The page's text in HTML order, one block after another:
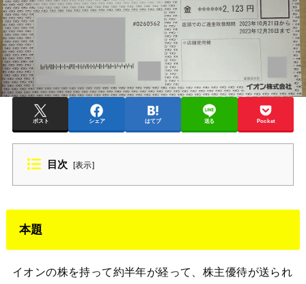
ポスト シェア はてブ 送る Pocket
目次 [表示]
本題
イオンの株を持って約半年が経って、株主優待が送られ